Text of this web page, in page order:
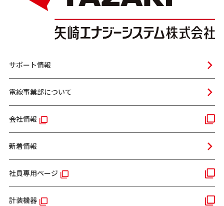
サポート情報
電線事業部について
会社情報
新着情報
社員専用ページ
計装機器